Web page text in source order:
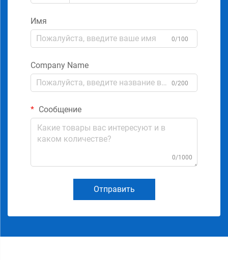
Имя
0/100
Company Name
0/200
Сообщение
0/1000
Отправить